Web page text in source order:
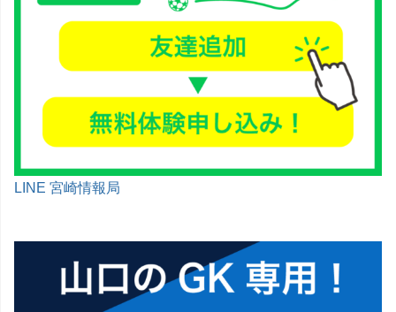
LINE 宮崎情報局